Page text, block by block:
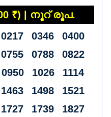
₹) | നൂറ് രൂപ.
0346 0400
0788 0822
1026 1114
1498 1521
1739 1827